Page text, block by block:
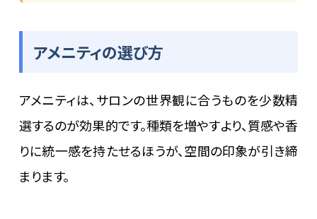
アメニティの選び方
アメニティは、サロンの世界観に合うものを少数精
選するのが効果的です。種類を増やすより、質感や香
りに統一感を持たせるほうが、空間の印象が引き締
まります。